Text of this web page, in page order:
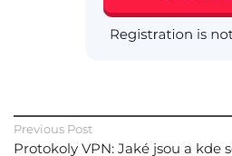
Previous Post
Protokoly VPN: Jaké jsou a kde